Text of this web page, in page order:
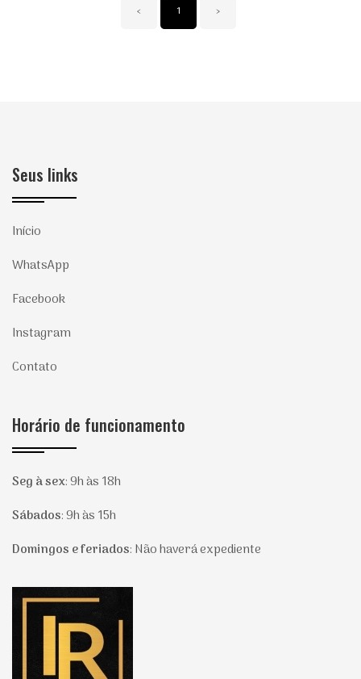
‹ 1 ›
Seus links
Início
WhatsApp
Facebook
Instagram
Contato
Horário de funcionamento
Seg à sex:9h às 18h
Sábados:9h às 15h
Domingos e feriados: Não haverá expediente
Página inicial